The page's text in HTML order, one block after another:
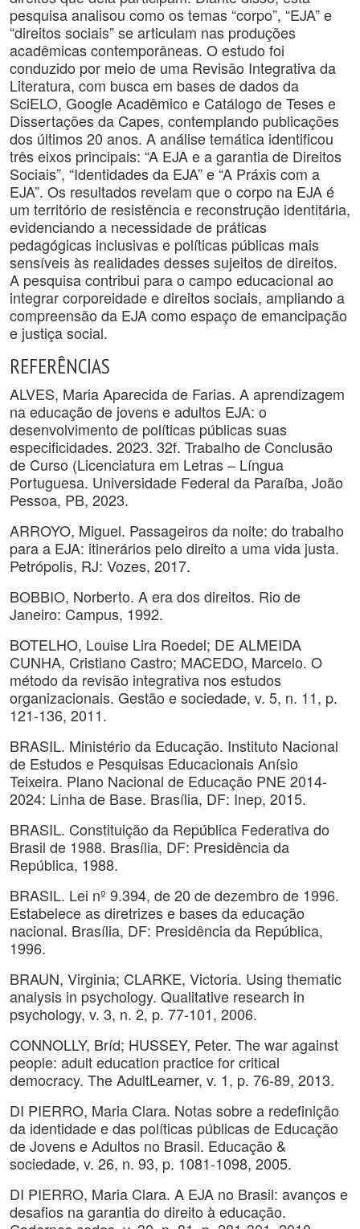
pesquisa analisou como os temas “corpo”, “EJA” e
“direitos sociais” se articulam nas produções
acadêmicas contemporâneas. O estudo foi
conduzido por meio de uma Revisão Integrativa da
Literatura, com busca em bases de dados da
SciELO, Google Acadêmico e Catálogo de Teses e
Dissertações da Capes, contemplando publicações
dos últimos 20 anos. A análise temática identificou
três eixos principais: “A EJA e a garantia de Direitos
Sociais”, “Identidades da EJA” e “A Práxis com a
EJA”. Os resultados revelam que o corpo na EJA é
um território de resistência e reconstrução identitária,
evidenciando a necessidade de práticas
pedagógicas inclusivas e políticas públicas mais
sensíveis às realidades desses sujeitos de direitos.
A pesquisa contribui para o campo educacional ao
integrar corporeidade e direitos sociais, ampliando a
compreensão da EJA como espaço de emancipação
e justiça social.
REFERÊNCIAS
ALVES, Maria Aparecida de Farias. A aprendizagem
na educação de jovens e adultos EJA: o
desenvolvimento de políticas públicas suas
especificidades. 2023. 32f. Trabalho de Conclusão
de Curso (Licenciatura em Letras – Língua
Portuguesa. Universidade Federal da Paraíba, João
Pessoa, PB, 2023.
ARROYO, Miguel. Passageiros da noite: do trabalho
para a EJA: itinerários pelo direito a uma vida justa.
Petrópolis, RJ: Vozes, 2017.
BOBBIO, Norberto. A era dos direitos. Rio de
Janeiro: Campus, 1992.
BOTELHO, Louise Lira Roedel; DE ALMEIDA
CUNHA, Cristiano Castro; MACEDO, Marcelo. O
método da revisão integrativa nos estudos
organizacionais. Gestão e sociedade, v. 5, n. 11, p.
121-136, 2011.
BRASIL. Ministério da Educação. Instituto Nacional
de Estudos e Pesquisas Educacionais Anísio
Teixeira. Plano Nacional de Educação PNE 2014-
2024: Linha de Base. Brasília, DF: Inep, 2015.
BRASIL. Constituição da República Federativa do
Brasil de 1988. Brasília, DF: Presidência da
República, 1988.
BRASIL. Lei nº 9.394, de 20 de dezembro de 1996.
Estabelece as diretrizes e bases da educação
nacional. Brasília, DF: Presidência da República,
1996.
BRAUN, Virginia; CLARKE, Victoria. Using thematic
analysis in psychology. Qualitative research in
psychology, v. 3, n. 2, p. 77-101, 2006.
CONNOLLY, Bríd; HUSSEY, Peter. The war against
people: adult education practice for critical
democracy. The AdultLearner, v. 1, p. 76-89, 2013.
DI PIERRO, Maria Clara. Notas sobre a redefinição
da identidade e das políticas públicas de Educação
de Jovens e Adultos no Brasil. Educação &
sociedade, v. 26, n. 93, p. 1081-1098, 2005.
DI PIERRO, Maria Clara. A EJA no Brasil: avanços e
desafios na garantia do direito à educação.